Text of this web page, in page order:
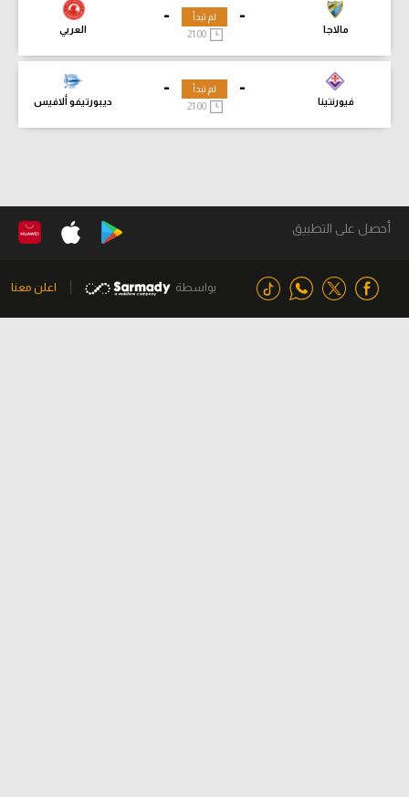
-
مالاجا
-
العربي
لم تبدأ
21:00
-
فيورنتينا
-
ديبورتيفو ألافيس
لم تبدأ
21:00
أحصل على التطبيق
بواسطة اعلن معنا